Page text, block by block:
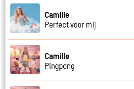
Camille
Perfect voor mij
Camille
Pingpong